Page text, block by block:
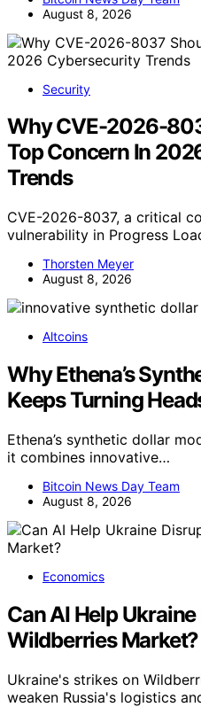
August 8, 2026
Security
Why CVE-2026-
Top Concern In
Trends
CVE-2026-8037, a critical
vulnerability in Progress
Thorsten Meyer
August 8, 2026
Altcoins
Why Ethena’s
Keeps Turning
Ethena’s synthetic dollar
it combines innovative…
Bitcoin News Day Team
August 8, 2026
Economics
Can AI Help Ukraine
Wildberries Market?
Ukraine's strikes on
weaken Russia's logistics